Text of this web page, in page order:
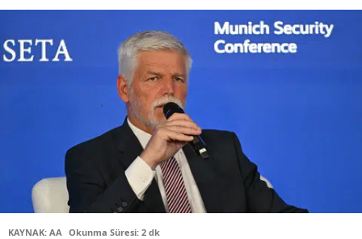
Bursa
Çanakkale
KAYNAK: AA Okunma Süresi: 2 dk